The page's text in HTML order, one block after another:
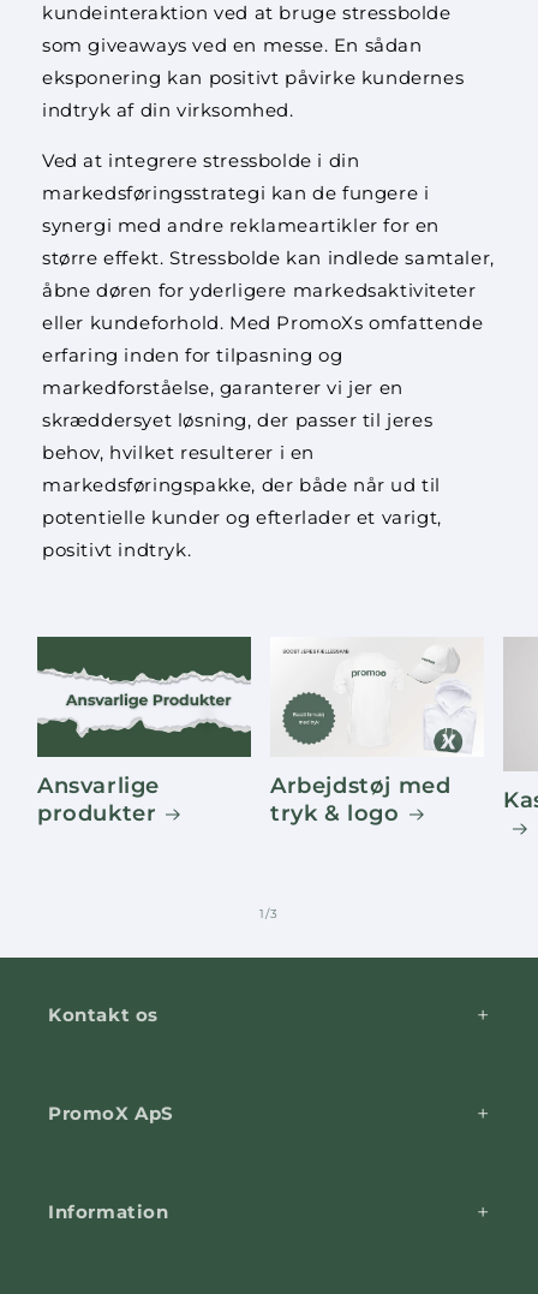
kundeinteraktion ved at bruge stressbolde
som giveaways ved en messe. En sådan
eksponering kan positivt påvirke kundernes
indtryk af din virksomhed.
Ved at integrere stressbolde i din
markedsføringsstrategi kan de fungere i
synergi med andre reklameartikler for en
større effekt. Stressbolde kan indlede samtaler,
åbne døren for yderligere markedsaktiviteter
eller kundeforhold. Med PromoXs omfattende
erfaring inden for tilpasning og
markedforståelse, garanterer vi jer en
skræddersyet løsning, der passer til jeres
behov, hvilket resulterer i en
markedsføringspakke, der både når ud til
potentielle kunder og efterlader et varigt,
positivt indtryk.
Ansvarlige
produkter
Arbejdstøj med
tryk & logo
1/af
3
Kontakt os
PromoX ApS
Information